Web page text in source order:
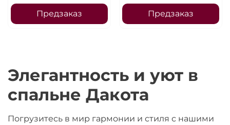
Предзаказ Предзаказ
Элегантность и уют в
спальне Дакота
Погрузитесь в мир гармонии и стиля с нашими